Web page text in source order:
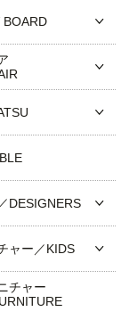
BOARD
DESIGNERS
ャー／KIDS
チャー